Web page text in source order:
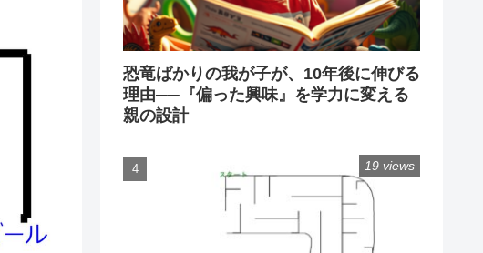
恐竜ばかりの我が子が、10年後に伸びる
理由──『偏った興味』を学力に変える
親の設計
19 views